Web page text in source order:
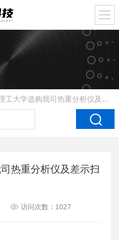
学选购我司热重分析仪及差示扫描量热仪
热重分析仪及差示扫
访问次数：1027